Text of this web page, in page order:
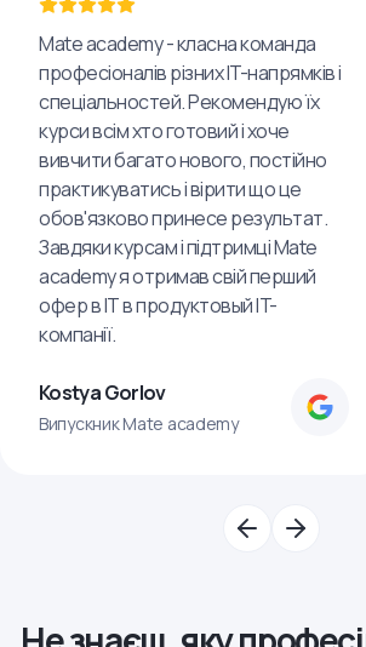
Mate academy - класна команда
професіоналів різних IT-напрямків і
спеціальностей. Рекомендую їх
курси всім хто готовий і хоче
вивчити багато нового, постійно
практикуватись і вірити що це
обов'язково принесе результат.
Завдяки курсам і підтримці Mate
academy я отримав свій перший
офер в IT в продуктовый IT-
компанії.
Kostya Gorlov
Випускник Mate academy